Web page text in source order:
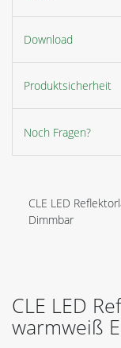
Download
Produktsicherheit
Noch Fragen?
CLE LED
Dimmbar
CLE LED
warmweiß